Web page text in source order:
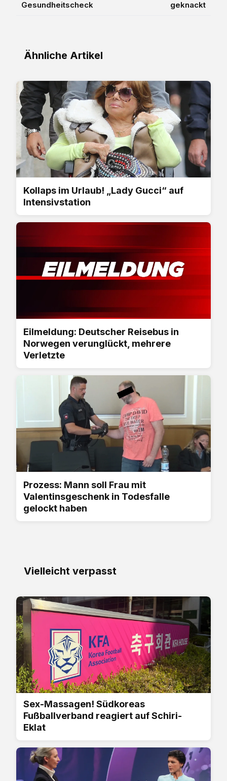
Gesundheitscheck geknackt
Ähnliche Artikel
Kollaps im Urlaub! „Lady Gucci“ auf
Intensivstation
Eilmeldung: Deutscher Reisebus in
Norwegen verunglückt, mehrere
Verletzte
Prozess: Mann soll Frau mit
Valentinsgeschenk in Todesfalle
gelockt haben
Vielleicht verpasst
Sex-Massagen! Südkoreas
Fußballverband reagiert auf Schiri-
Eklat